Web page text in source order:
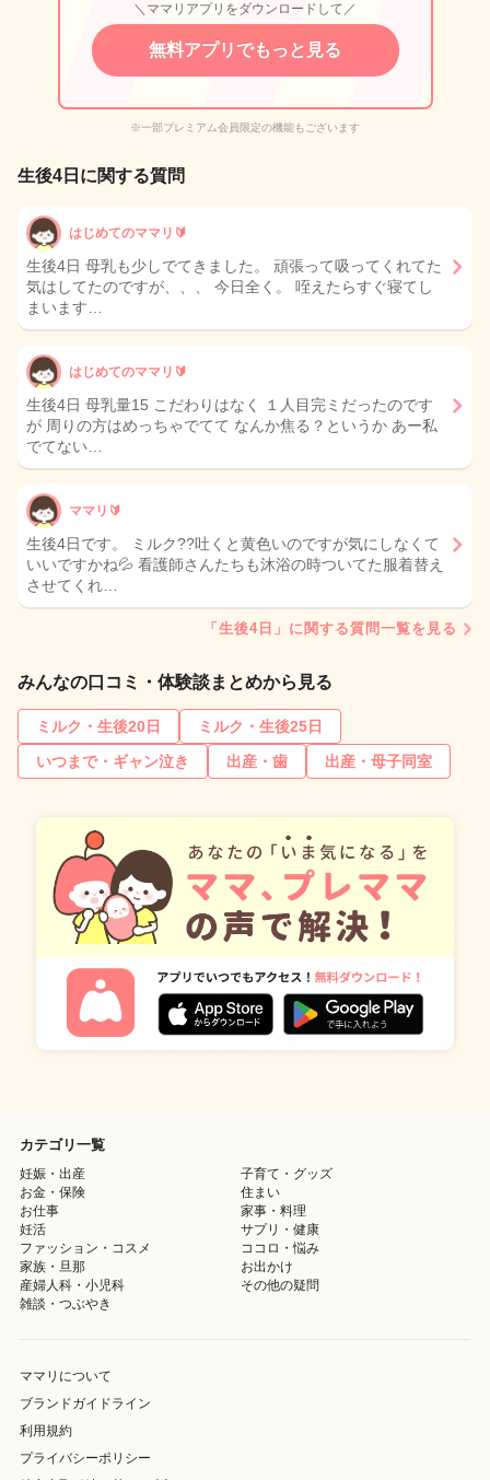
＼ママリアプリをダウンロードして／
無料アプリでもっと見る
※一部プレミアム会員限定の機能もございます
生後4日に関する質問
はじめてのママリ🔰
生後4日 母乳も少しでてきました。 頑張って吸ってくれてた
気はしてたのですが、、、 今日全く。 咥えたらすぐ寝てし
まいます…
はじめてのママリ🔰
生後4日 母乳量15 こだわりはなく １人目完ミだったのです
が 周りの方はめっちゃでてて なんか焦る？というか あー私
でてない…
ママリ🔰
生後4日です。 ミルク??吐くと黄色いのですが気にしなくて
いいですかね💦 看護師さんたちも沐浴の時ついてた服着替え
させてくれ…
「生後4日」に関する質問一覧を見る
みんなの口コミ・体験談まとめから見る
ミルク・生後20日
ミルク・生後25日
いつまで・ギャン泣き
出産・歯 出産・母子同室
カテゴリ一覧
妊娠・出産
子育て・グッズ
お金・保険
住まい
お仕事
家事・料理
妊活
サプリ・健康
ファッション・コスメ
ココロ・悩み
家族・旦那
お出かけ
産婦人科・小児科
その他の疑問
雑談・つぶやき
ママリについて
ブランドガイドライン
利用規約
プライバシーポリシー